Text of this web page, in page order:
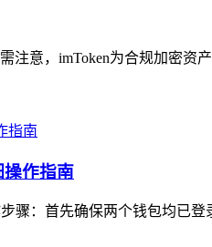
注意，imToken为合规加密资
操作指南
骤：首先确保两个钱包均已